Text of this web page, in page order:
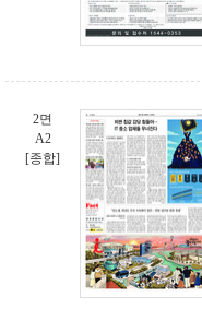
2면
A2
[종합]